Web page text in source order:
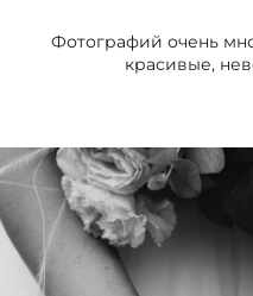
Фотографий очень
красивые,